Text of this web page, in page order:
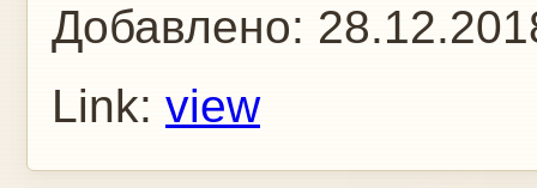
Добавлено:
Link: view